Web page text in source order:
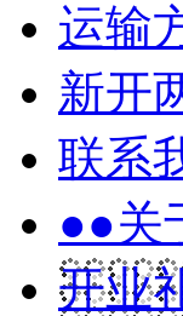
运输
新开
联系
●●关
开业